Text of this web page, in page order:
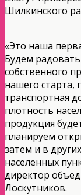
Шилкинского
«Это наша
Будем
собственного
нашего старта,
транспортная
плотность
продукция
планируем
затем и в
населенных
директор
Лоскутников.